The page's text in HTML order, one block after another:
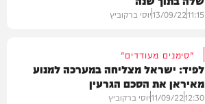
11:15
13/09/22יוסי ברקוביץ
"סימנים מעודדים"
לפיד: ישראל מצליחה במערכה למנוע
מאיראן את הסכם הגרעין
12:30
11/09/22יוסי ברקוביץ